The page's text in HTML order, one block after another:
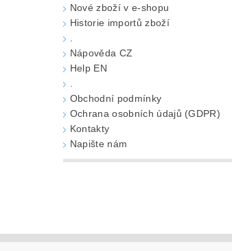
Nové zboží v e-shopu
Historie importů zboží
Nápověda CZ
Help EN
Obchodní podmínky
Ochrana osobních údajů (GDPR)
Kontakty
Napište nám